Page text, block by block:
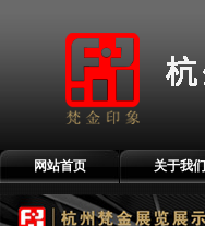
网站首页 关于我们